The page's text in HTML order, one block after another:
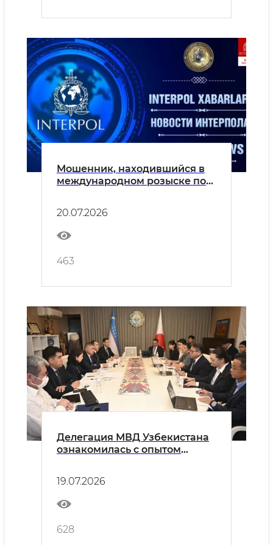
Мошенник, находившийся в
международном розыске по
Узбекистан
20.07.2026
463
Делегация МВД Узбекистана
ознакомилась с опытом
государственных услуг
19.07.2026
628